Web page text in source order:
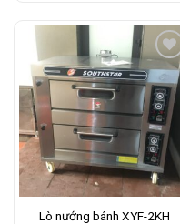
Add to
Wishlist
Lò nướng bánh XYF-2KH